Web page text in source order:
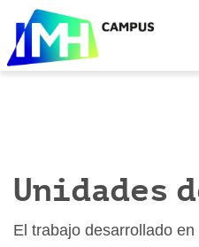
e
Unidades
El trabajo desarrollado